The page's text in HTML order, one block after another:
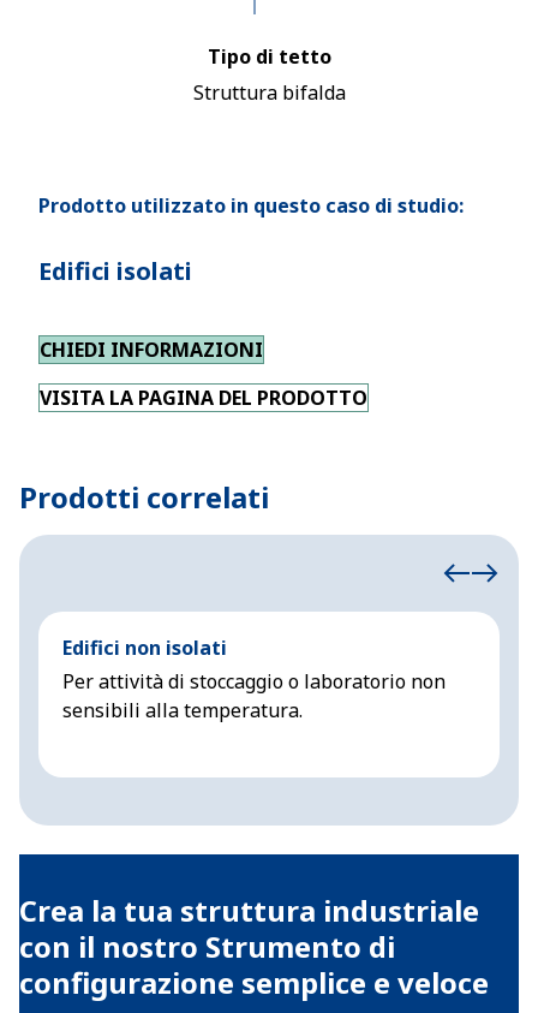
Tipo di tetto
Struttura bifalda
Prodotto utilizzato in questo caso di studio:
Edifici isolati
CHIEDI INFORMAZIONI
VISITA LA PAGINA DEL PRODOTTO
Prodotti correlati
Edifici non isolati
Per attività di stoccaggio o laboratorio non
sensibili alla temperatura.
Crea la tua struttura industriale
con il nostro Strumento di
configurazione semplice e veloce